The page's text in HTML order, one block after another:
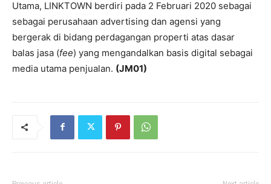
Utama, LINKTOWN berdiri pada 2 Februari 2020 sebagai
sebagai perusahaan advertising dan agensi yang
bergerak di bidang perdagangan properti atas dasar
balas jasa (fee) yang mengandalkan basis digital sebagai
media utama penjualan. (JM01)